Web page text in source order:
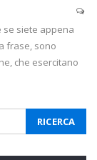
se siete appena
frase, sono
che esercitano